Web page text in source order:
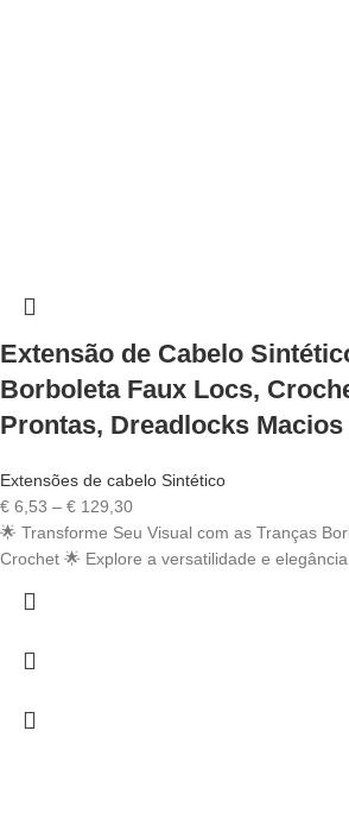
Extensão de Cabelo
Borboleta Faux Locs,
Prontas, Dreadlocks Macios
Extensões de cabelo Sintético
€ 6,53 – € 129,30Price
range:
€ 6,53
🌟 Transforme Seu Visual com as Tranças
Crochet 🌟 Explore a versatilidade e